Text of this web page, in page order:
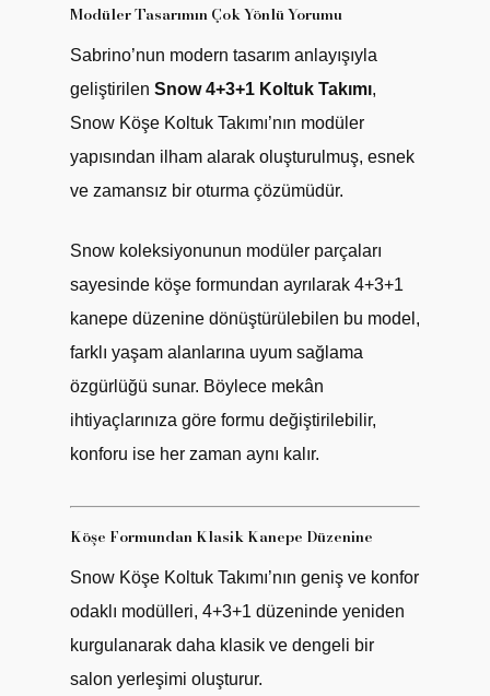
Modüler Tasarımın Çok Yönlü Yorumu
Sabrino’nun modern tasarım anlayışıyla
geliştirilen Snow 4+3+1 Koltuk Takımı,
Snow Köşe Koltuk Takımı’nın modüler
yapısından ilham alarak oluşturulmuş, esnek
ve zamansız bir oturma çözümüdür.
Snow koleksiyonunun modüler parçaları
sayesinde köşe formundan ayrılarak 4+3+1
kanepe düzenine dönüştürülebilen bu model,
farklı yaşam alanlarına uyum sağlama
özgürlüğü sunar. Böylece mekân
ihtiyaçlarınıza göre formu değiştirilebilir,
konforu ise her zaman aynı kalır.
Köşe Formundan Klasik Kanepe Düzenine
Snow Köşe Koltuk Takımı’nın geniş ve konfor
odaklı modülleri, 4+3+1 düzeninde yeniden
kurgulanarak daha klasik ve dengeli bir
salon yerleşimi oluşturur.